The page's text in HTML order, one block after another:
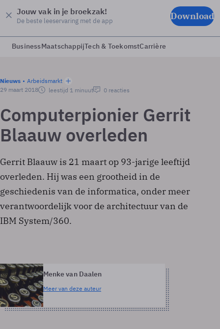
Jouw vak in je broekzak!
De beste leeservaring met de app Download
BusinessMaatschappijTech & ToekomstCarrière
Nieuws
Arbeidsmarkt
29 maart 2018
leestijd 1 minuut 0 reacties
Computerpionier Gerrit
Blaauw overleden
Gerrit Blaauw is 21 maart op 93-jarige leeftijd
overleden. Hij was een grootheid in de
geschiedenis van de informatica, onder meer
verantwoordelijk voor de architectuur van de
IBM System/360.
Menke van Daalen
Meer van deze auteur